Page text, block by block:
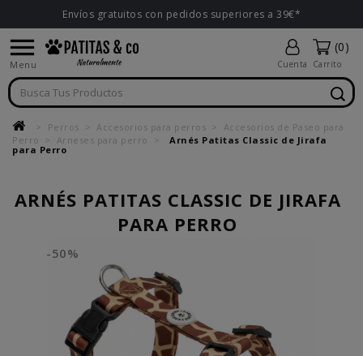
Envíos gratuitos con pedidos superiores a 39€*

Menu Cuenta
(0)
Carrito
Perros Accesorios para perros
Accesorios de Paseo para
Perro
Arneses para perro
Arnés Patitas Classic de Jirafa
para Perro
ARNÉS PATITAS CLASSIC DE JIRAFA
PARA PERRO
-50%